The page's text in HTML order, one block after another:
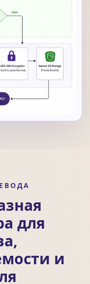
для
и